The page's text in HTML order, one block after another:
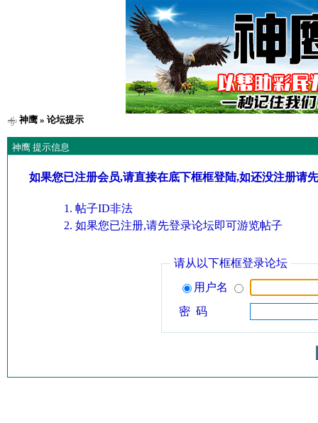
神鹰» 论坛提示
神鹰 提示信息
如果您已注册会员,请直接在底下框框登陆,如还没注册请
帖子ID非法
如果您已注册,请先登录论坛即可游览帖子
请从以下框框登录论坛
用户名
密 码